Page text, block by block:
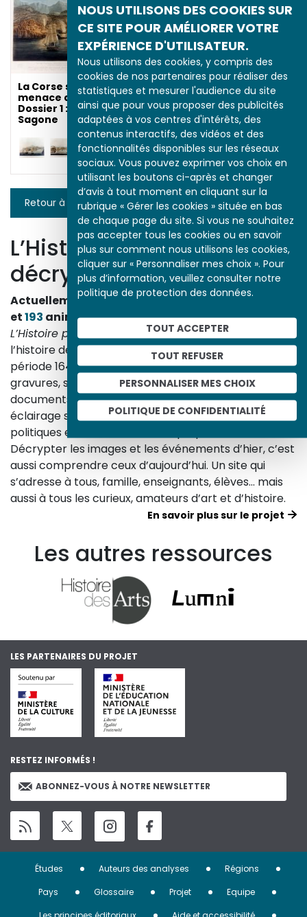
NOUS UTILISONS DES COOKIES SUR
CE SITE POUR AMÉLIORER VOTRE
EXPÉRIENCE D'UTILISATEUR.
Nous utilisons des cookies, y compris des
cookies de nos partenaires pour réaliser des
statistiques et mesurer l'audience du site
ainsi que pour vous proposer des publicités
adaptées à vos centres d'intérêts, des
contenus interactifs, des vidéos et des
fonctionnalités disponibles sur les réseaux
sociaux. Vous pouvez exprimer vos choix en
utilisant les boutons ci-après et changer
d’avis à tout moment en cliquant sur la
rubrique « Gérer les cookies » située en bas
de chaque page du site. Si vous ne souhaitez
pas accepter tous les cookies ou en savoir
plus sur comment nous utilisons les cookies,
cliquer sur « Personnaliser mes choix ». Pour
plus d’information, veuillez consulter notre
politique de protection des données.
TOUT ACCEPTER
TOUT REFUSER
PERSONNALISER MES CHOIX
POLITIQUE DE CONFIDENTIALITÉ
Dossier 1 : l'attaque de
Sagone
La Corse sous la
menace anglaise.
Dossier 1 : l'attaque de
Sagone
Retour à la liste
L’Histoire par l’image
décrypte l’histoire
Actuellement en ligne3153œuvres,1748études
et193 animations.
L’Histoire par l’image
explore les événements de
l’histoire de France et les évolutions majeures de la
période 1643-1945. À travers des peintures, dessins,
gravures, sculptures, photographies, affiches,
documents d’archives, nos études proposent un
éclairage sur les réalités sociales, économiques,
politiques et culturelles d’une époque.
Décrypter les images et les événements d’hier, c’est
aussi comprendre ceux d’aujourd’hui. Un site qui
s’adresse à tous, famille, enseignants, élèves… mais
aussi à tous les curieux, amateurs d’art et d’histoire.
En savoir plus sur le projet
Les autres ressources
LES PARTENAIRES DU PROJET
RESTEZ INFORMÉS !
ABONNEZ-VOUS À NOTRE NEWSLETTER
Menu
Pied
Études Auteurs des analyses
Régions
Pays
Glossaire Projet
Equipe